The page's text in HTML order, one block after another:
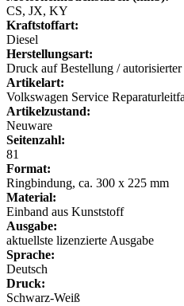
CS, JX, KY
Kraftstoffart:
Diesel
Herstellungsart:
Druck auf Bestellung /
Artikelart:
Volkswagen Service
Artikelzustand:
Neuware
Seitenzahl:
81
Format:
Ringbindung, ca. 300 x 225 mm
Material:
Einband aus Kunststoff
Ausgabe:
aktuellste lizenzierte Ausgabe
Sprache:
Deutsch
Druck:
Schwarz-Weiß